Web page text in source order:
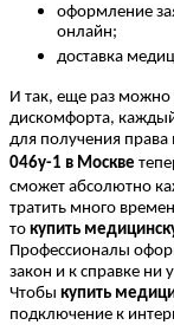
оформление
онлайн;
доставка
И так, еще раз
дискомфорта,
для получения
046у-1 в Москве
сможет абсолютно
тратить много
то купить
Профессионалы
закон и к справке ни
Чтобы купить
подключение к